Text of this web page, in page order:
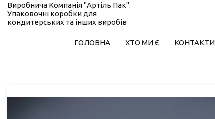
Виробнича Компанія "Артіль Пак".
Упаковочні коробки для
кондитерських та інших виробів
ГОЛОВНА ХТО МИ Є КОНТАКТИ